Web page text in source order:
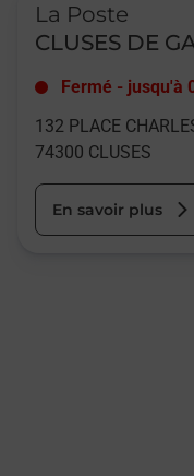
La Poste
CLUSES DE
Fermé - jusqu'à
132 PLACE
74300 CLUSES
En savoir plus